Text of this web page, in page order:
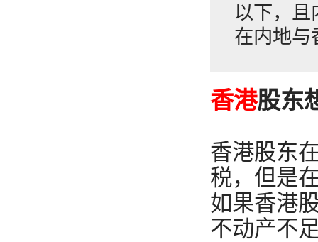
以下，
在内地与
香港股东
香港股东
税，但是
如果香港
不动产不